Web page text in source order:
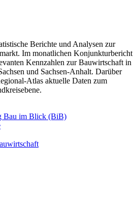
Berichte und Analysen zur
Im monatlichen Konjunkturbericht
Kennzahlen zur Bauwirtschaft in
und Sachsen-Anhalt. Darüber
Atlas aktuelle Daten zum
Bau im Blick (BiB)